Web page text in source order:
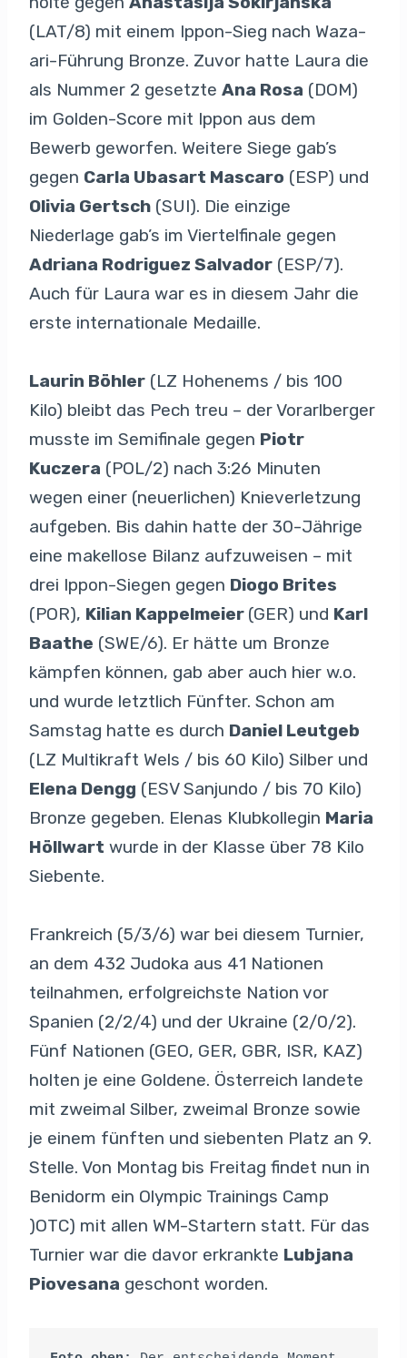
(LAT/8) mit einem Ippon-Sieg nach Waza-
ari-Führung Bronze. Zuvor hatte Laura die
als Nummer 2 gesetzte Ana Rosa (DOM)
im Golden-Score mit Ippon aus dem
Bewerb geworfen. Weitere Siege gab’s
gegen Carla Ubasart Mascaro (ESP) und
Olivia Gertsch (SUI). Die einzige
Niederlage gab’s im Viertelfinale gegen
Adriana Rodriguez Salvador (ESP/7).
Auch für Laura war es in diesem Jahr die
erste internationale Medaille.
Laurin Böhler (LZ Hohenems / bis 100
Kilo) bleibt das Pech treu – der Vorarlberger
musste im Semifinale gegen Piotr
Kuczera (POL/2) nach 3:26 Minuten
wegen einer (neuerlichen) Knieverletzung
aufgeben. Bis dahin hatte der 30-Jährige
eine makellose Bilanz aufzuweisen – mit
drei Ippon-Siegen gegen Diogo Brites
(POR), Kilian Kappelmeier (GER) und Karl
Baathe (SWE/6). Er hätte um Bronze
kämpfen können, gab aber auch hier w.o.
und wurde letztlich Fünfter. Schon am
Samstag hatte es durch Daniel Leutgeb
(LZ Multikraft Wels / bis 60 Kilo) Silber und
Elena Dengg (ESV Sanjundo / bis 70 Kilo)
Bronze gegeben. Elenas Klubkollegin Maria
Höllwart wurde in der Klasse über 78 Kilo
Siebente.
Frankreich (5/3/6) war bei diesem Turnier,
an dem 432 Judoka aus 41 Nationen
teilnahmen, erfolgreichste Nation vor
Spanien (2/2/4) und der Ukraine (2/0/2).
Fünf Nationen (GEO, GER, GBR, ISR, KAZ)
holten je eine Goldene. Österreich landete
mit zweimal Silber, zweimal Bronze sowie
je einem fünften und siebenten Platz an 9.
Stelle. Von Montag bis Freitag findet nun in
Benidorm ein Olympic Trainings Camp
)OTC) mit allen WM-Startern statt. Für das
Turnier war die davor erkrankte Lubjana
Piovesana geschont worden.